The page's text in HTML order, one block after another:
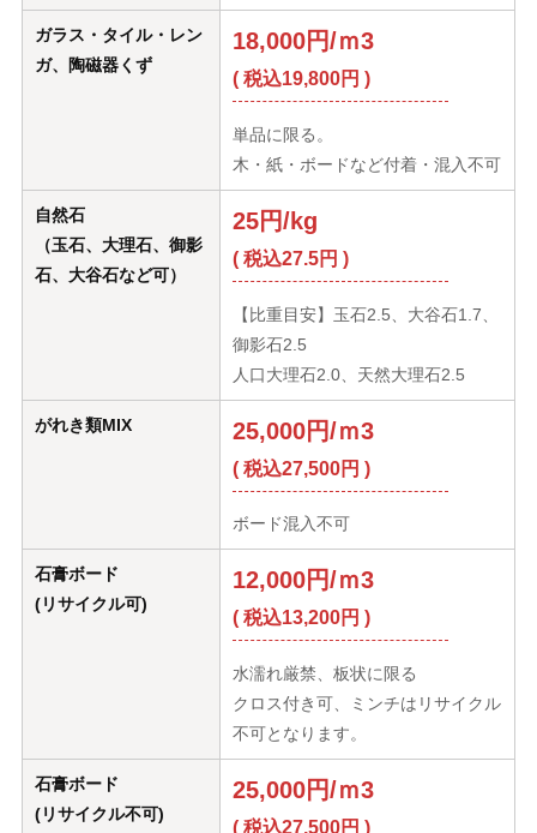
ガラス・タイル・レン
ガ、陶磁器くず
18,000円/ｍ3
( 税込19,800円 )
単品に限る。
木・紙・ボードなど付着・混入不可
自然石
（玉石、大理石、御影
石、大谷石など可）
25円/kg
( 税込27.5円 )
【比重目安】玉石2.5、大谷石1.7、
御影石2.5
人口大理石2.0、天然大理石2.5
がれき類MIX 25,000円/ｍ3
( 税込27,500円 )
ボード混入不可
石膏ボード
(リサイクル可)
12,000円/ｍ3
( 税込13,200円 )
水濡れ厳禁、板状に限る
クロス付き可、ミンチはリサイクル
不可となります。
石膏ボード
(リサイクル不可)
25,000円/ｍ3
( 税込27,500円 )